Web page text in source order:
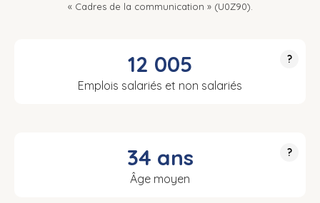
« Cadres de la communication » (U0Z90).
?
12 005
Emplois salariés et non salariés
?
34 ans
Âge moyen